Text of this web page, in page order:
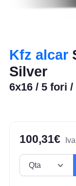
Kfz alcar
Silver
6x16 / 5 fori /
100,31€